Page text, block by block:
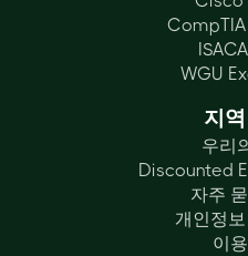
WGU
지
우리
Discounted
자주
개인정
이